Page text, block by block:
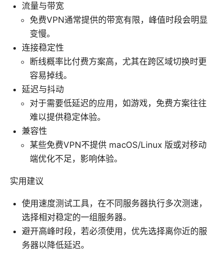
流量与带宽
免费VPN通常提供的带宽有限，峰值时段会明显
变慢。
连接稳定性
断线概率比付费方案高，尤其在跨区域切换时更
容易掉线。
延迟与抖动
对于需要低延迟的应用，如游戏，免费方案往往
难以提供稳定体验。
兼容性
某些免费VPN不提供 macOS/Linux 版或对移动
端优化不足，影响体验。
实用建议
使用速度测试工具，在不同服务器执行多次测速，
选择相对稳定的一组服务器。
避开高峰时段，若必须使用，优先选择离你近的服
务器以降低延迟。